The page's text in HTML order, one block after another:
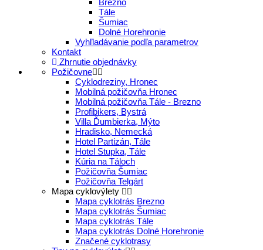
Tále
Šumiac
Dolné Horehronie
Vyhľladávanie podľa parametrov
Kontakt
Zhrnutie objednávky
Požičovne
Cyklodreziny, Hronec
Mobilná požičovňa Hronec
Mobilná požičovňa Tále - Brezno
Profibikers, Bystrá
Villa Ďumbierka, Mýto
Hradisko, Nemecká
Hotel Partizán, Tále
Hotel Stupka, Tále
Kúria na Táloch
Požičovňa Šumiac
Požičovňa Telgárt
Mapa cyklovýlety
Mapa cyklotrás Brezno
Mapa cyklotrás Šumiac
Mapa cyklotrás Tále
Mapa cyklotrás Dolné Horehronie
Značené cyklotrasy